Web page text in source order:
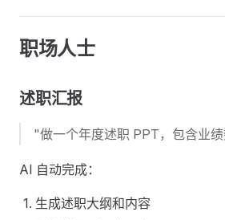
职场人士
述职汇报
"做一个年度述职 PPT，包含业
AI 自动完成：
生成述职大纲和内容